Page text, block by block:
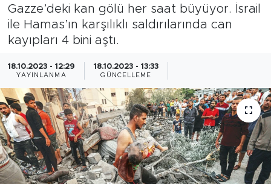
Gazze’deki kan gölü her saat büyüyor. İsrail
ile Hamas’ın karşılıklı saldırılarında can
kayıpları 4 bini aştı.
18.10.2023 - 12:29
YAYINLANMA
18.10.2023 - 13:33
GÜNCELLEME
FİNANS
DÜNYA
GÜNCEL
KARİKATÜR
BİLİM-TEKNOLOJİ
RÖPÖRTAJ
Süper Lig Puan Durumu ve Fikstür
Tüm Manşetler
Son Dakika Haberleri
Haber Arşivi